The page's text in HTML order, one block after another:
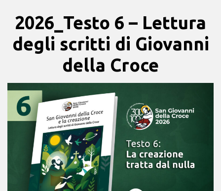
2026_Testo 6 – Lettura
degli scritti di Giovanni
della Croce